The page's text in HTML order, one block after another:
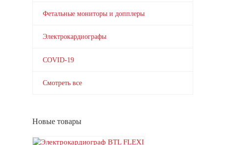
Фетальные мониторы и допплеры
Электрокардиографы
COVID-19
Смотреть все
Новые товары